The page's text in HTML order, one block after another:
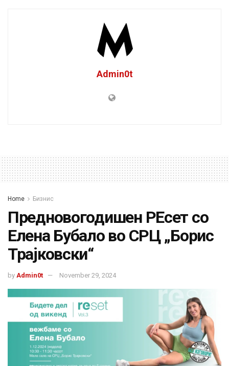
Admin0t
Home Бизнис
Предновогодишен РЕсет со
Елена Бубало во СРЦ „Борис
Трајковски“
by Admin0t November 29, 2024